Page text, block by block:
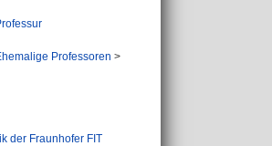
Professoren >
der Fraunhofer FIT